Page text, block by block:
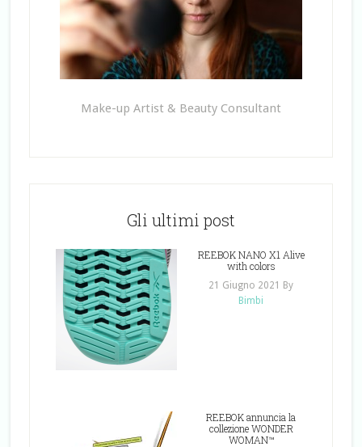
Make-up Artist & Beauty Consultant
Gli ultimi post
REEBOK NANO X1 Alive
with colors
21 Giugno 2021 By
Bimbi
REEBOK annuncia la
collezione WONDER
WOMAN™